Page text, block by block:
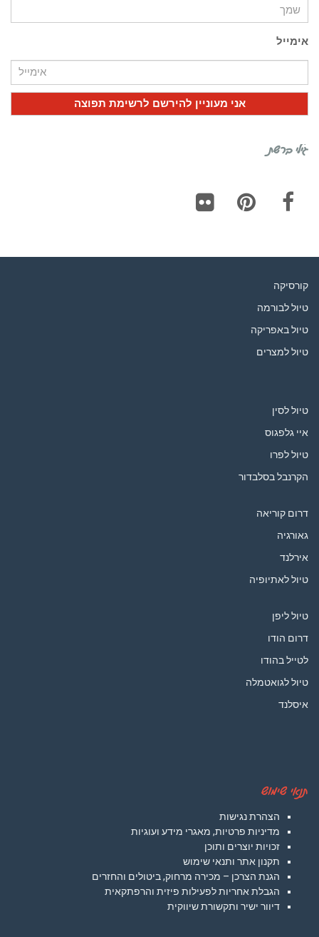
אימייל
גילי ברשת
קורסיקה
טיול לבורמה
טיול באפריקה
טיול למצרים
טיול לסין
איי גלפגוס
טיול לפרו
הקרנבל בסלבדור
דרום קוריאה
גאורגיה
אירלנד
טיול לאתיופיה
טיול ליפן
דרום הודו
לטייל בהודו
טיול לגואטמלה
איסלנד
תנאי שימוש
הצהרת נגישות
מדיניות פרטיות, מאגרי מידע ועוגיות
זכויות יוצרים ותוכן
תקנון אתר ותנאי שימוש
הגנת הצרכן – מכירה מרחוק, ביטולים והחזרים
הגבלת אחריות לפעילות פיזית והרפתקאית
דיוור ישיר ותקשורת שיווקית